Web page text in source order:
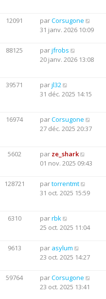
12091 parCorsugone
31 janv. 2026 10:09
88125 parjfrobs
20 janv. 2026 13:08
39571 parjl32
31 déc. 2025 14:15
16974 parCorsugone
27 déc. 2025 20:37
5602 par ze_shark
01 nov. 2025 09:43
128721 partorrentmt
31 oct. 2025 15:59
6310 parrbk
25 oct. 2025 11:04
9613 par asylum
23 oct. 2025 14:27
59764 parCorsugone
23 oct. 2025 13:41